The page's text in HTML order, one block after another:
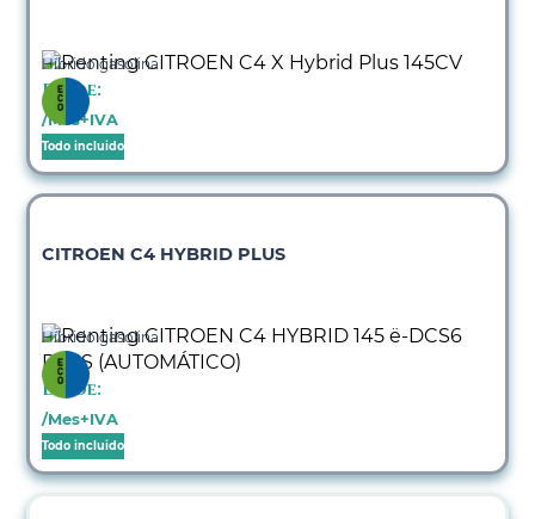
Híbrido gasolina
Desde:
/Mes+IVA
Todo incluido
CITROEN C4 HYBRID PLUS
Híbrido gasolina
Desde:
/Mes+IVA
Todo incluido